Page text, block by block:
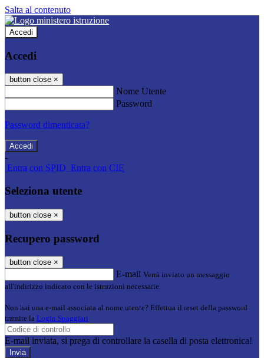
Salta al contenuto
Accedi
Accedi
button close ×
Nome Utente
Password
Password dimenticata?
-
Entra con SPID Entra con CIE
Seleziona utente
button close ×
Recupero password
button close ×
E-mail Verrà inviato un messaggio
all'indirizzo indicato con le istruzioni necessarie.
Non hai una e-mail associata al nome utente? Effettua il reset della password
tramite la Login Spaggiari
E-mail inviata, si prega di controllare la casella di posta elettronica!